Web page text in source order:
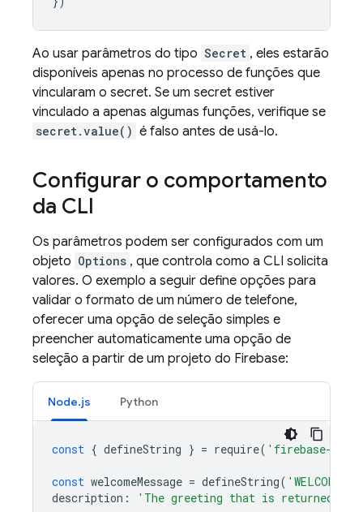
Ao usar parâmetros do tipo Secret , eles estarão
disponíveis apenas no processo de funções que
vincularam o secret. Se um secret estiver
vinculado a apenas algumas funções, verifique se
secret.value() é falso antes de usá-lo.
Configurar o comportamento
da CLI
Os parâmetros podem ser configurados com um
objeto Options , que controla como a CLI solicita
valores. O exemplo a seguir define opções para
validar o formato de um número de telefone,
oferecer uma opção de seleção simples e
preencher automaticamente uma opção de
seleção a partir de um projeto do Firebase:
Node.js Python
const { defineString } = require( 'firebase-
const welcomeMessage = defineString(
description : 'The greeting that is returned